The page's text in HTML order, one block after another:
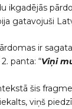
ikgadējās
gatavojuši
ir
panta: “Viņi
šis
iekalts, viņš